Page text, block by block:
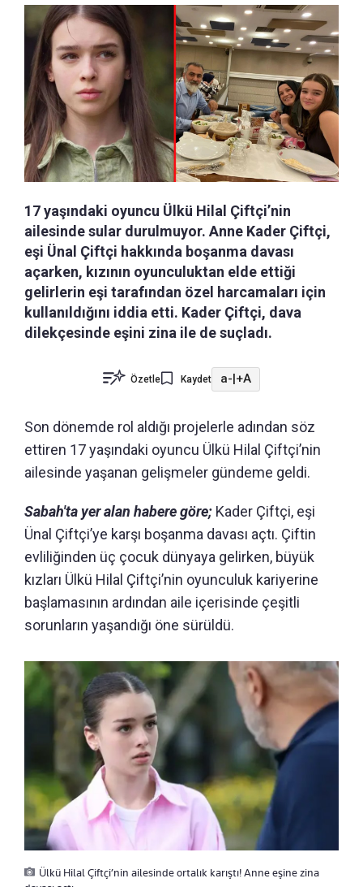
17 yaşındaki oyuncu Ülkü Hilal Çiftçi’nin
ailesinde sular durulmuyor. Anne Kader Çiftçi,
eşi Ünal Çiftçi hakkında boşanma davası
açarken, kızının oyunculuktan elde ettiği
gelirlerin eşi tarafından özel harcamaları için
kullanıldığını iddia etti. Kader Çiftçi, dava
dilekçesinde eşini zina ile de suçladı.
Özetle Kaydet a- +A
Son dönemde rol aldığı projelerle adından söz
ettiren 17 yaşındaki oyuncu Ülkü Hilal Çiftçi’nin
ailesinde yaşanan gelişmeler gündeme geldi.
Sabah'ta yer alan habere göre; Kader Çiftçi, eşi
Ünal Çiftçi’ye karşı boşanma davası açtı. Çiftin
evliliğinden üç çocuk dünyaya gelirken, büyük
kızları Ülkü Hilal Çiftçi’nin oyunculuk kariyerine
başlamasının ardından aile içerisinde çeşitli
sorunların yaşandığı öne sürüldü.
Ülkü Hilal Çiftçi’nin ailesinde ortalık karıştı! Anne eşine zina